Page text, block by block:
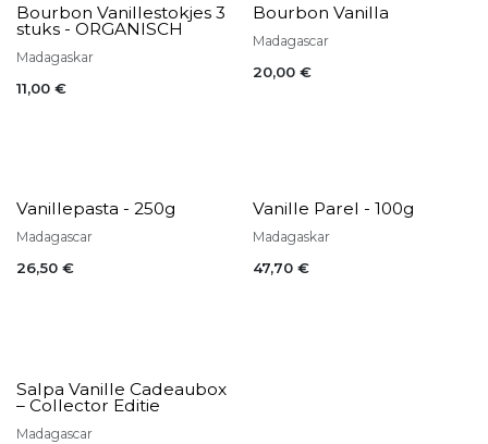
Bourbon Vanillestokjes 3
stuks - ORGANISCH
Madagaskar
11,00 €
Bourbon Vanilla
Madagascar
20,00€
Vanillepasta - 250g
Madagascar
26,50 €
Vanille Parel - 100g
Madagaskar
47,70€
Salpa Vanille Cadeaubox
– Collector Editie
Madagascar